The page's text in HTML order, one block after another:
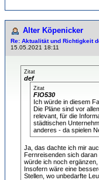
Alter Köpenicker
Re: Aktualität und Richtigkeit
15.05.2021 18:11
Zitat
def
Zitat
FlO530
Ich würde in diesem
Die Pläne sind vor
relevant, für die
städtischen
anderes - da spielen
Ja, das dachte ich mir
Fernreisenden sich daran
würde ich noch
Insofern wäre eine
Stellen, wo unbedarfte